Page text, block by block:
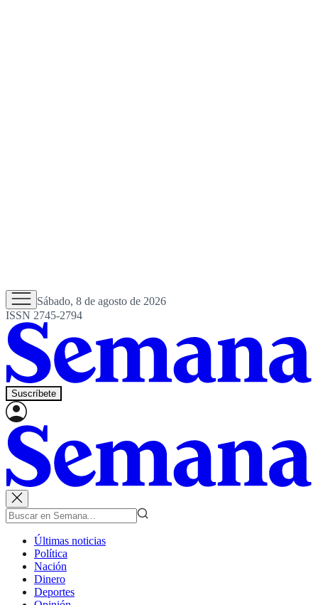
Sábado, 8 de agosto de 2026
ISSN 2745-2794
Suscríbete
Últimas noticias
Política
Nación
Dinero
Deportes